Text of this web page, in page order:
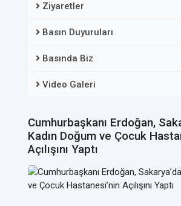
Ziyaretler
Basın Duyuruları
Basında Biz
Video Galeri
Cumhurbaşkanı Erdoğan,
Kadın Doğum ve Çocuk
Açılışını Yaptı